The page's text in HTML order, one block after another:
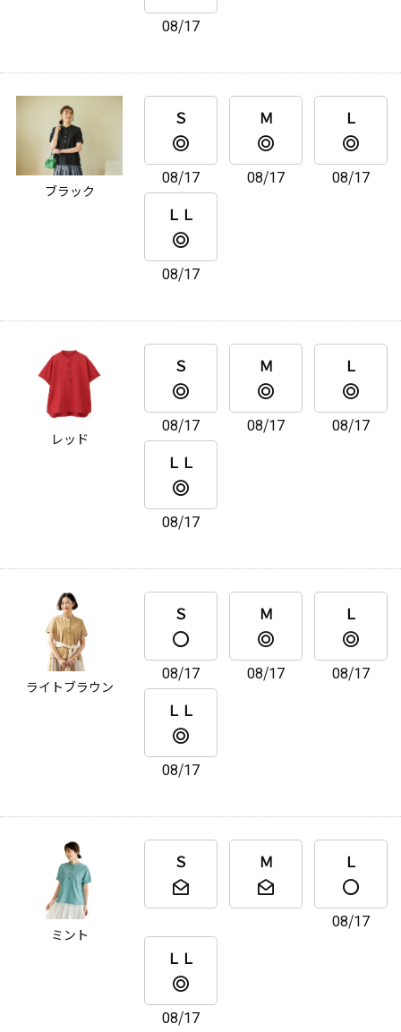
08/17
ブラック
Ｓ
08/17
Ｍ
08/17
Ｌ
08/17
ＬＬ
08/17
レッド
Ｓ
08/17
Ｍ
08/17
Ｌ
08/17
ＬＬ
08/17
ライトブラウン
Ｓ
08/17
Ｍ
08/17
Ｌ
08/17
ＬＬ
08/17
ミント
Ｓ Ｍ Ｌ
08/17
ＬＬ
08/17